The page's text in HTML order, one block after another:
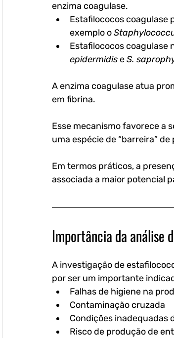
enzima coagulase.
Estafilococos coagulase
exemplo o
Estafilococos coagulase
epidermidis e S.
A enzima coagulase atua
em fibrina.
Esse mecanismo favorece a
uma espécie de “barreira”
Em termos práticos, a
associada a maior potencial
Importância da análise
A investigação de
por ser um importante
Falhas de higiene na
Contaminação cruzada
Condições inadequadas
Risco de produção de